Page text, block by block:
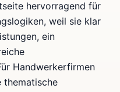
hervorragend für
weil sie klar
ein
Handwerkerfirmen
thematische